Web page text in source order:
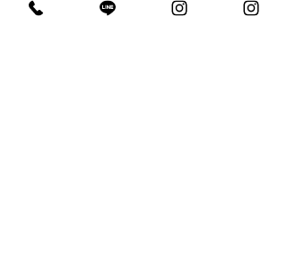
〒413-0231 静岡県伊東市富戸1293-216